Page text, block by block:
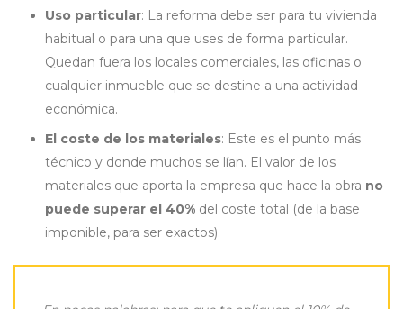
Uso particular: La reforma debe ser para tu vivienda
habitual o para una que uses de forma particular.
Quedan fuera los locales comerciales, las oficinas o
cualquier inmueble que se destine a una actividad
económica.
El coste de los materiales: Este es el punto más
técnico y donde muchos se lían. El valor de los
materiales que aporta la empresa que hace la obra no
puede superar el 40% del coste total (de la base
imponible, para ser exactos).